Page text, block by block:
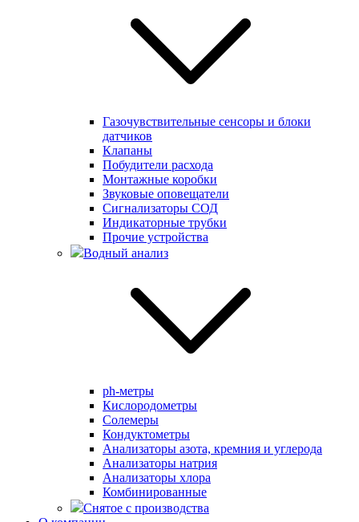
Газочувствительные сенсоры и блоки
датчиков
Клапаны
Побудители расхода
Монтажные коробки
Звуковые оповещатели
Сигнализаторы СОД
Индикаторные трубки
Прочие устройства
Водный анализ
ph-метры
Кислородометры
Солемеры
Кондуктометры
Анализаторы азота, кремния и углерода
Анализаторы натрия
Анализаторы хлора
Комбинированные
Снятое с производства